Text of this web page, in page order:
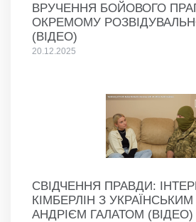
ВРУЧЕННЯ БОЙОВОГО
ОКРЕМОМУ
(ВІДЕО)
20.12.2025
СВІДЧЕННЯ ПРАВДИ:
КІМБЕРЛІН З
АНДРІЄМ ГАЛАТОМ (ВІДЕО)